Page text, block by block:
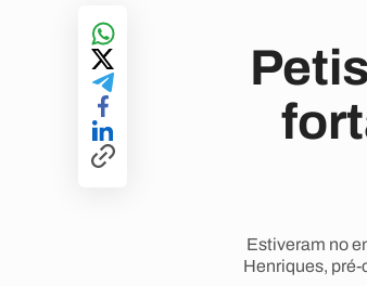
Estiveram no
Henriques,